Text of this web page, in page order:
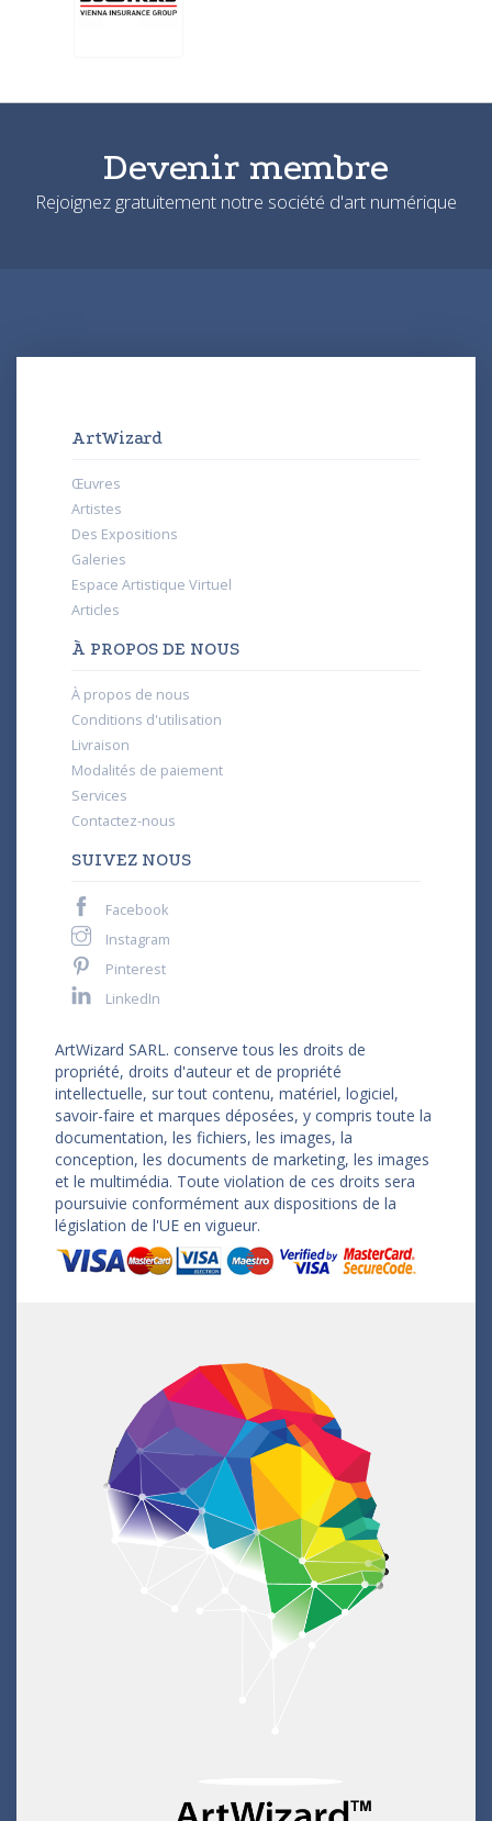
Devenir membre
Rejoignez gratuitement notre société d'art numérique
ArtWizard
Œuvres
Artistes
Des Expositions
Galeries
Espace Artistique Virtuel
Articles
À PROPOS DE NOUS
À propos de nous
Conditions d'utilisation
Livraison
Modalités de paiement
Services
Contactez-nous
SUIVEZ NOUS
Facebook
Instagram
Pinterest
LinkedIn
ArtWizard SARL. conserve tous les droits de
propriété, droits d'auteur et de propriété
intellectuelle, sur tout contenu, matériel, logiciel,
savoir-faire et marques déposées, y compris toute la
documentation, les fichiers, les images, la
conception, les documents de marketing, les images
et le multimédia. Toute violation de ces droits sera
poursuivie conformément aux dispositions de la
législation de l'UE en vigueur.